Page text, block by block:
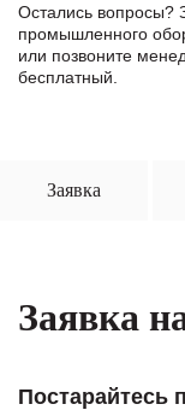
Остались вопросы?
промышленного
или позвоните
бесплатный.
Заявка
Заявка
Постарайтесь